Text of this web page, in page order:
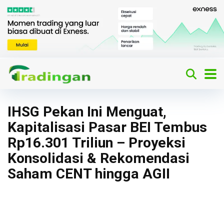
IHSG Pekan Ini Menguat,
Kapitalisasi Pasar BEI Tembus
Rp16.301 Triliun – Proyeksi
Konsolidasi & Rekomendasi
Saham CENT hingga AGII